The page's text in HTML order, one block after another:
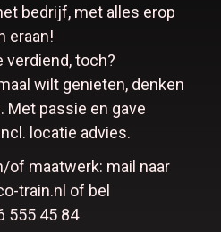
bedrijf, met alles erop
eraan!
verdiend, toch?
wilt genieten, denken
Met passie en gave
locatie advies.
of maatwerk: mail naar
train.nl of bel
555 45 84